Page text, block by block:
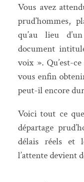
Vous avez
qu’au lieu
document
voix ». Qu’est-
vous enfin
peut-il encore
Voici tout ce
départage
délais réels et
l’attente devient